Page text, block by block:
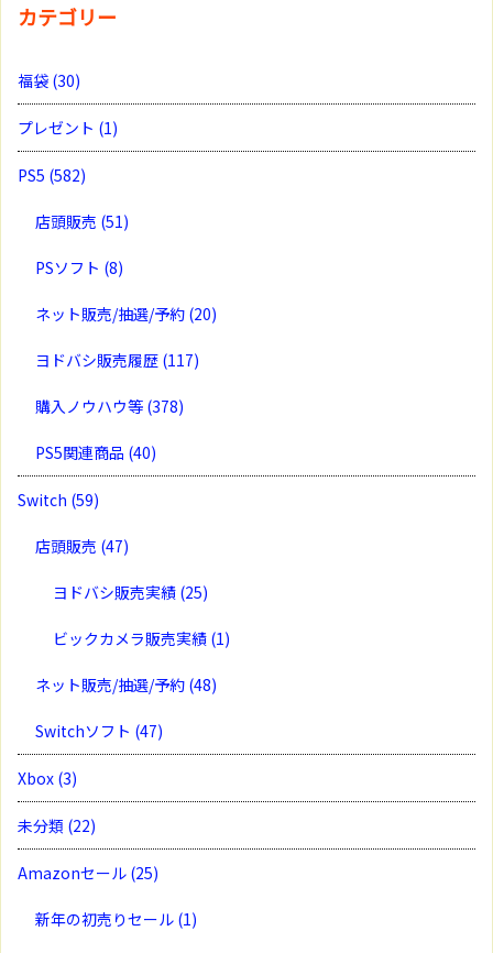
カテゴリー
福袋 (30)
プレゼント (1)
PS5 (582)
店頭販売 (51)
PSソフト (8)
ネット販売/抽選/予約 (20)
ヨドバシ販売履歴 (117)
購入ノウハウ等 (378)
PS5関連商品 (40)
Switch (59)
店頭販売 (47)
ヨドバシ販売実績 (25)
ビックカメラ販売実績 (1)
ネット販売/抽選/予約 (48)
Switchソフト (47)
Xbox (3)
未分類 (22)
Amazonセール (25)
新年の初売りセール (1)